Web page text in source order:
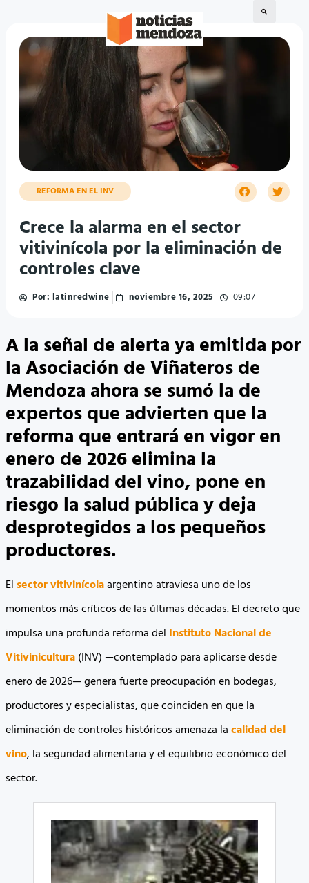
REFORMA EN EL INV
Crece la alarma en el sector
vitivinícola por la eliminación de
controles clave
Por: latinredwine noviembre 16, 2025 09:07
A la señal de alerta ya emitida por
la Asociación de Viñateros de
Mendoza ahora se sumó la de
expertos que advierten que la
reforma que entrará en vigor en
enero de 2026 elimina la
trazabilidad del vino, pone en
riesgo la salud pública y deja
desprotegidos a los pequeños
productores.
Elsector vitivinícolaargentino atraviesa uno de los
momentos más críticos de las últimas décadas. El decreto que
impulsa una profunda reforma del Instituto Nacional de
Vitivinicultura(INV) —contemplado para aplicarse desde
enero de 2026— genera fuerte preocupación en bodegas,
productores y especialistas, que coinciden en que la
eliminación de controles históricos amenaza lacalidad del
vino, la seguridad alimentaria y el equilibrio económico del
sector.